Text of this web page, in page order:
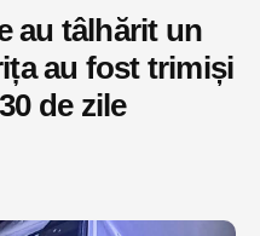
au tâlhărit un
au fost trimiși
de zile